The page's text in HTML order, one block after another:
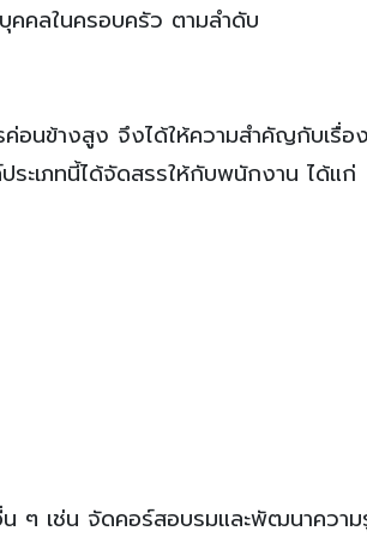
คคลในครอบครัว ตามลำดับ
อนข้างสูง จึงได้ให้ความสำคัญกับเรื่อง
ะเภทนี้ได้จัดสรรให้กับพนักงาน ได้แก่
ๆ เช่น จัดคอร์สอบรมและพัฒนาความ